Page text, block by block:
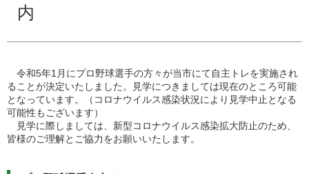
内
令和5年1月にプロ野球選手の方々が当市にて自主トレを実施され
ることが決定いたしました。見学につきましては現在のところ可能
となっています。（コロナウイルス感染状況により見学中止となる
可能性もございます）
見学に際しましては、新型コロナウイルス感染拡大防止のため、
皆様のご理解とご協力をお願いいたします。